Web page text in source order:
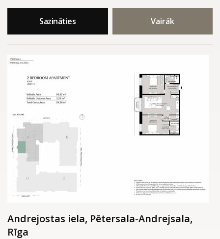
Sazināties Vairāk
Andrejostas iela, Pētersala-Andrejsala,
Rīga